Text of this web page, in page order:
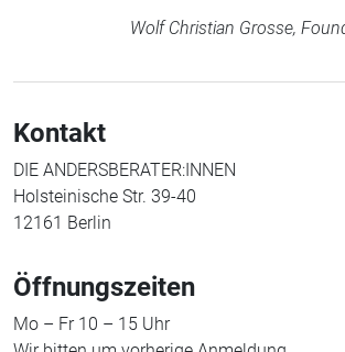
Wolf Christian Grosse,
Kontakt
DIE ANDERSBERATER:INNEN
Holsteinische Str. 39-40
12161 Berlin
Öffnungszeiten
Mo – Fr 10 – 15 Uhr